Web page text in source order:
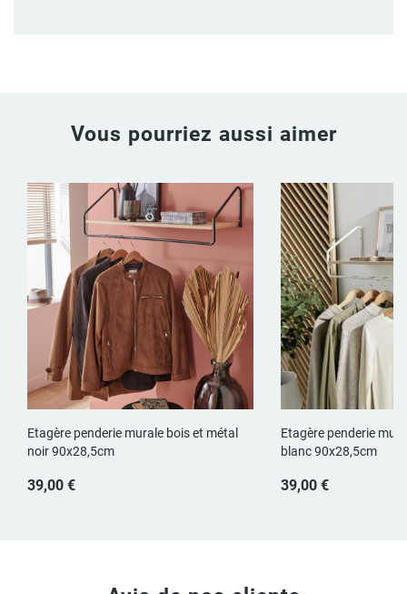
Vous pourriez aussi aimer
Etagère penderie murale bois et métal
noir 90x28,5cm
39,00 €
Etagère penderie
blanc 90x28,5cm
39,00 €